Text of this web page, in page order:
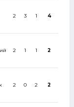
2 3 1 4
2 1 1 2
2 0 2 2